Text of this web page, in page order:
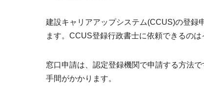
建設キャリアアップシステム(CCUS)の登録
ます。CCUS登録行政書士に依頼できるのは
窓口申請は、認定登録機関で申請する方法
手間がかかります。